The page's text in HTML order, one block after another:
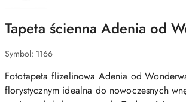
Tapeta ścienna Adenia od
Symbol: 1166
Fototapeta flizelinowa Adenia od
florystycznym idealna do nowoczesnych